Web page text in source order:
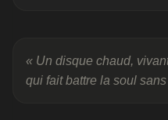
« Un disque chaud,
qui fait battre la soul sans